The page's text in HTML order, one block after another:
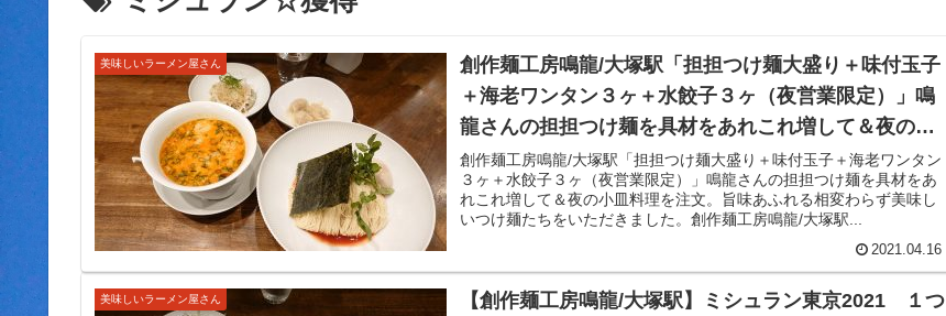
美味しいラーメン屋さん
創作麺工房鳴龍/大塚駅「担担つけ麺大盛り＋味付玉子
＋海老ワンタン３ヶ＋水餃子３ヶ（夜営業限定）」鳴
龍さんの担担つけ麺を具材をあれこれ増して＆夜の小
皿料理を注文。旨味あふれる相変わらず美味しいつけ
麺たちをいただきました。
創作麺工房鳴龍/大塚駅「担担つけ麺大盛り＋味付玉子＋海老ワンタン
３ヶ＋水餃子３ヶ（夜営業限定）」鳴龍さんの担担つけ麺を具材をあ
れこれ増して＆夜の小皿料理を注文。旨味あふれる相変わらず美味し
いつけ麺たちをいただきました。創作麺工房鳴龍/大塚駅...
2021.04.16
美味しいラーメン屋さん
【創作麺工房鳴龍/大塚駅】ミシュラン東京2021 １つ